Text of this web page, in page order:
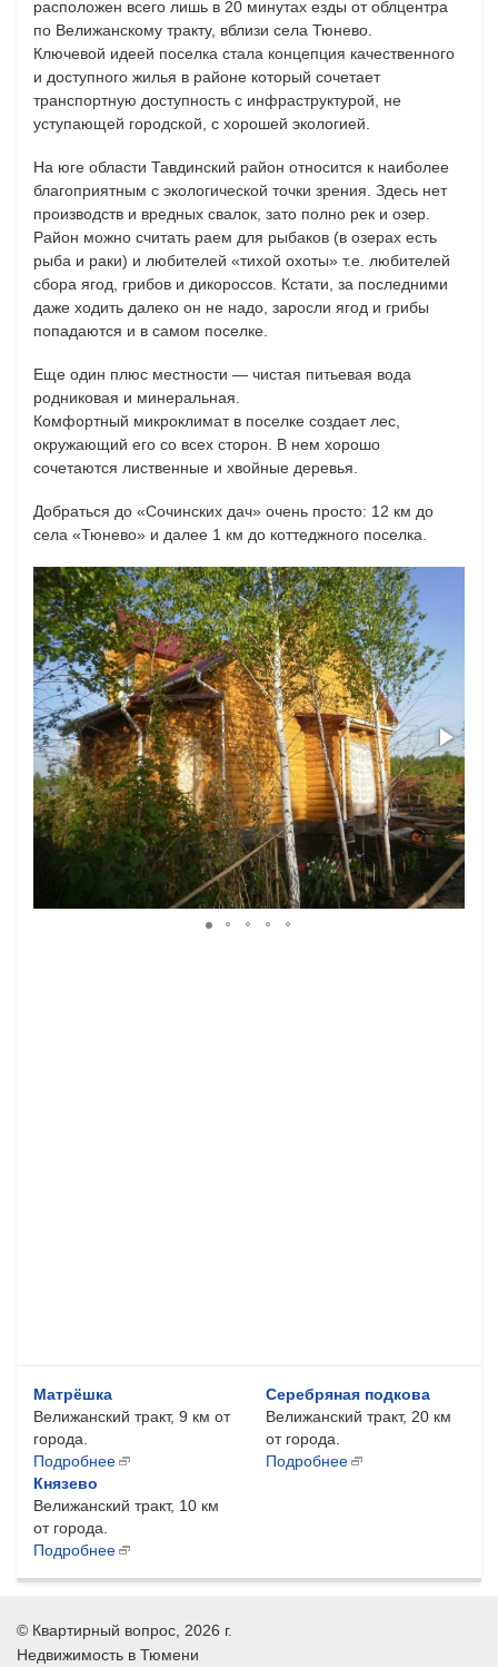
расположен всего лишь в 20 минутах езды от облцентра
по Велижанскому тракту, вблизи села Тюнево.
Ключевой идеей поселка стала концепция качественного
и доступного жилья в районе который сочетает
транспортную доступность с инфраструктурой, не
уступающей городской, с хорошей экологией.
На юге области Тавдинский район относится к наиболее
благоприятным с экологической точки зрения. Здесь нет
производств и вредных свалок, зато полно рек и озер.
Район можно считать раем для рыбаков (в озерах есть
рыба и раки) и любителей «тихой охоты» т.е. любителей
сбора ягод, грибов и дикороссов. Кстати, за последними
даже ходить далеко он не надо, заросли ягод и грибы
попадаются и в самом поселке.
Еще один плюс местности — чистая питьевая вода
родниковая и минеральная.
Комфортный микроклимат в поселке создает лес,
окружающий его со всех сторон. В нем хорошо
сочетаются лиственные и хвойные деревья.
Добраться до «Сочинских дач» очень просто: 12 км до
села «Тюнево» и далее 1 км до коттеджного поселка.
Матрёшка
Велижанский тракт, 9 км от
города.
Подробнее
Серебряная подкова
Велижанский тракт, 20 км
от города.
Подробнее
Князево
Велижанский тракт, 10 км
от города.
Подробнее
© Квартирный вопрос , 2026 г.
Недвижимость в Тюмени